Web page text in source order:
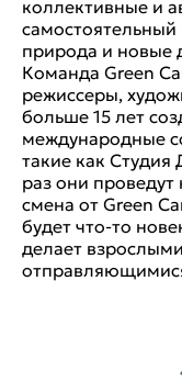
коллективные и
природа и новые
Команда Green
режиссеры,
больше 15 лет
международные
такие как
раз они
смена от Green
будет что-то
делает